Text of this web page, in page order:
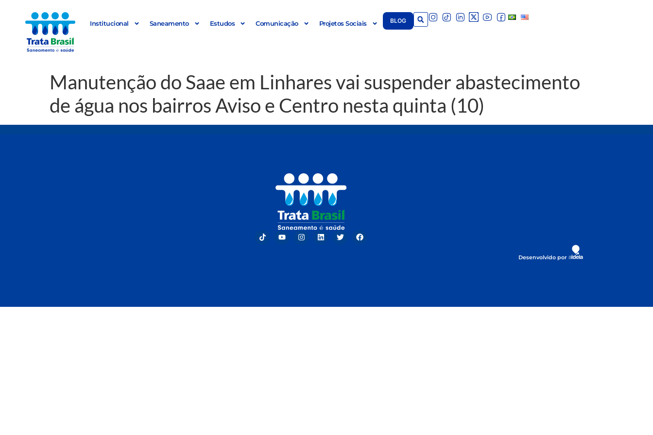
Institucional Saneamento Estudos Comunicação Projetos Sociais BLOG
Manutenção do Saae em Linhares vai suspender abastecimento
de água nos bairros Aviso e Centro nesta quinta (10)
Desenvolvido por